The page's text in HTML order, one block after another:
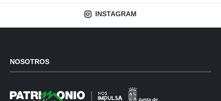
INSTAGRAM
NOSOTROS